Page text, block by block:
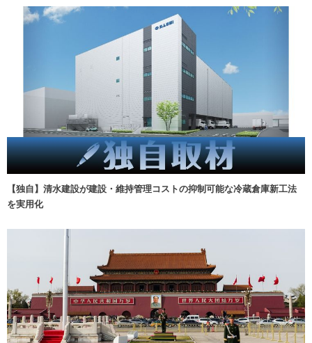
【独自】清水建設が建設・維持管理コストの抑制可能な冷蔵倉庫新工法
を実用化